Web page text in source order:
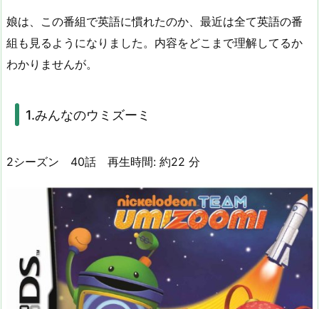
娘は、この番組で英語に慣れたのか、最近は全て英語の番
組も見るようになりました。内容をどこまで理解してるか
わかりませんが。
1.みんなのウミズーミ
2シーズン 40話 再生時間: 約22 分